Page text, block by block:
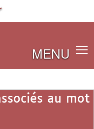
MENU
au mot